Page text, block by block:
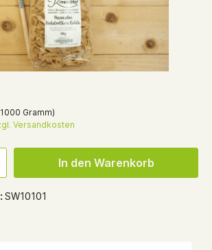
Gramm)
Versandkosten
In den Warenkorb
SW10101